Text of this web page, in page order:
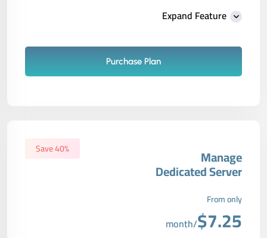
Free Supersonic CDN
Automatic SSL installation
Expand Feature
Purchase Plan
Manage
Dedicated Server
Save 40%
From only
$7.25
/month